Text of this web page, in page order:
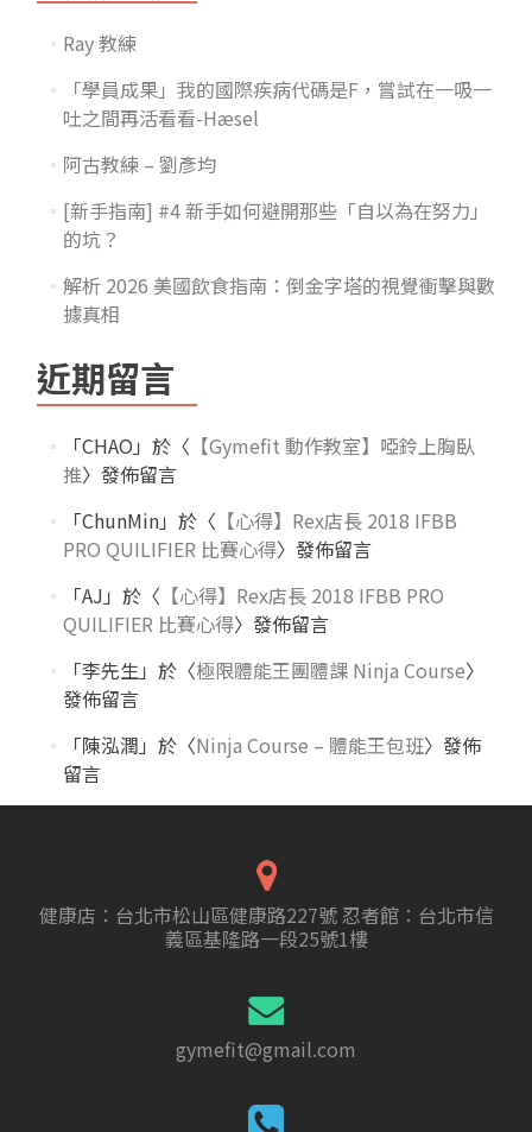
Ray 教練
「學員成果」我的國際疾病代碼是F，嘗試在一吸一
吐之間再活看看-Hæsel
阿古教練 – 劉彥均
[新手指南] #4 新手如何避開那些「自以為在努力」
的坑？
解析 2026 美國飲食指南：倒金字塔的視覺衝擊與數
據真相
近期留言
「CHAO 」於〈 【Gymefit 動作教室】啞鈴上胸臥
推〉發佈留言
「ChunMin」於〈 【心得】Rex店長 2018 IFBB
PRO QUILIFIER 比賽心得〉發佈留言
「AJ 」於〈 【心得】Rex店長 2018 IFBB PRO
QUILIFIER 比賽心得〉發佈留言
「李先生」於〈極限體能王團體課 Ninja Course〉
發佈留言
「陳泓潤 」於〈Ninja Course – 體能王包班〉發佈
留言
健康店：台北市松山區健康路227號 忍者館：台北市信
義區基隆路一段25號1樓
gymefit@gmail.com